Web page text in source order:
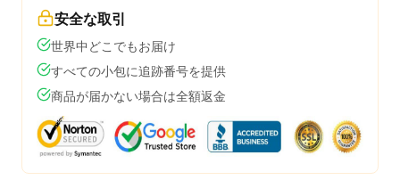
安全な取引
世界中どこでもお届け
すべての小包に追跡番号を提供
商品が届かない場合は全額返金